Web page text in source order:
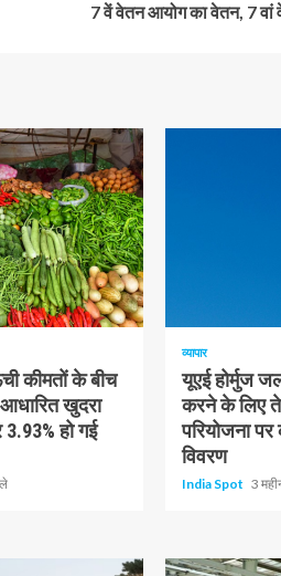
7 वें वेतन आयोग का वेतन, 7
कीमतों के बीच
खुदरा
हो गई
व्यापार
यूएई होर्मुज
करने के लिए
परियोजना पर
विवरण
India Spot 3